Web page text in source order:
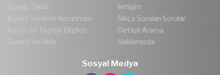
Sipariş Takibi
Kişisel Verilerin Korunması
Kargo ve Taşıma Bilgileri
Garanti ve İade
İletişim
Sıkça Sorulan Sorular
Detaylı Arama
Hakkımızda
Sosyal Medya